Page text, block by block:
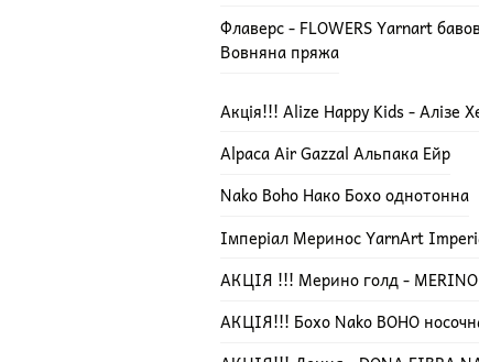
Флаверс - FLOWERS Yarnart
Вовняна пряжа
Акція!!! Alize Happy Kids - Алізе
Alpaca Air Gazzal Альпака Ейр
Nako Boho Нако Бохо однотонна
Імперіал Меринос YarnArt
АКЦІЯ !!! Мерино голд - MERINO
АКЦІЯ!!! Бохо Nako BOHO